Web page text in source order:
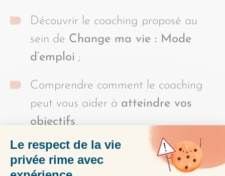
Découvrir le coaching proposé au
sein de Change ma vie : Mode
d’emploi ;
Comprendre comment le coaching
peut vous aider à atteindre vos
objectifs.
Notes de l’épisode :